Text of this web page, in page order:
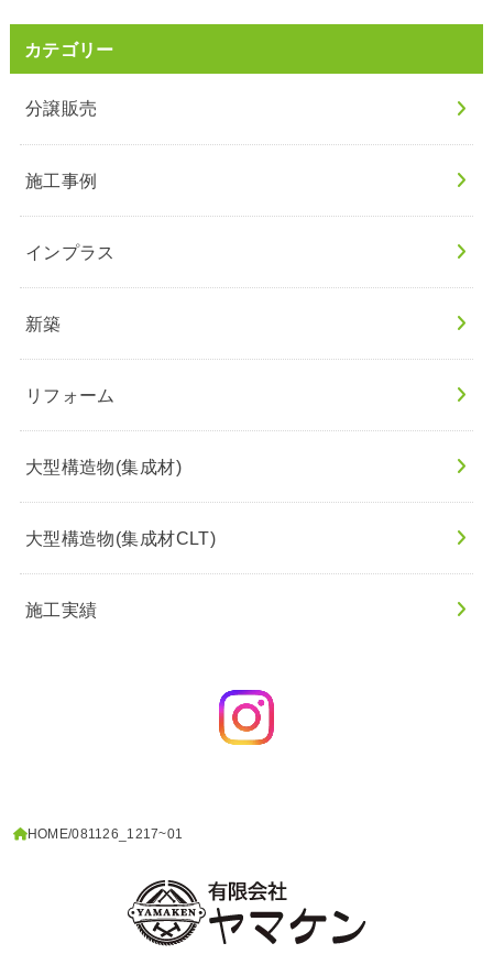
カテゴリー
分譲販売
施工事例
インプラス
新築
リフォーム
大型構造物(集成材)
大型構造物(集成材CLT)
施工実績
HOME 081126_1217~01